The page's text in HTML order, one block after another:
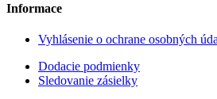
Informace
Vyhlásenie o ochrane osobných
Dodacie podmienky
Sledovanie zásielky